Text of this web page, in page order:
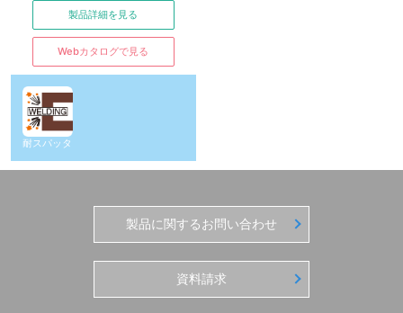
製品詳細を見る
Webカタログで見る
耐スパッタ
製品に関するお問い合わせ
資料請求